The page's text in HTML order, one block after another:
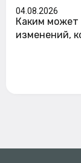
04.08.2026
Каким может
изменений,